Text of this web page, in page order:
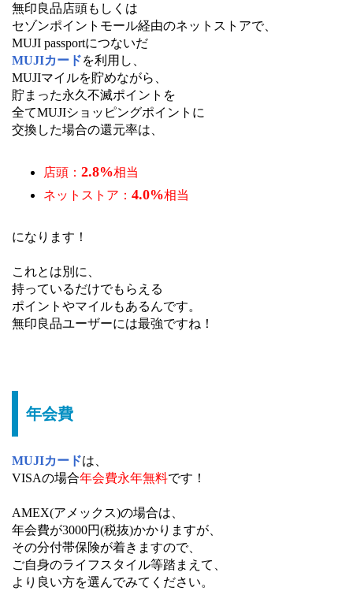
無印良品店頭もしくは
セゾンポイントモール経由のネットストアで、
MUJI passportにつないだ
MUJIカードを利用し、
MUJIマイルを貯めながら、
貯まった永久不滅ポイントを
全てMUJIショッピングポイントに
交換した場合の還元率は、
店頭： 2.8%相当
ネットストア： 4.0%相当
になります！
これとは別に、
持っているだけでもらえる
ポイントやマイルもあるんです。
無印良品ユーザーには最強ですね！
年会費
MUJIカードは、
VISAの場合年会費永年無料です！
AMEX(アメックス)の場合は、
年会費が3000円(税抜)かかりますが、
その分付帯保険が着きますので、
ご自身のライフスタイル等踏まえて、
より良い方を選んでみてください。